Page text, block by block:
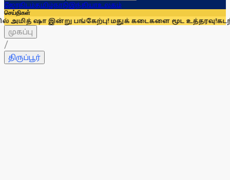
ஜோதிடம்தமிழ்நாடுஇந்தியாஉலகம்
செய்திகள்
இன்று பங்கேற்பு! மதுக் கடைகளை மூட உத்தரவு!கடந்த 6
முகப்பு
/
திருப்பூர்